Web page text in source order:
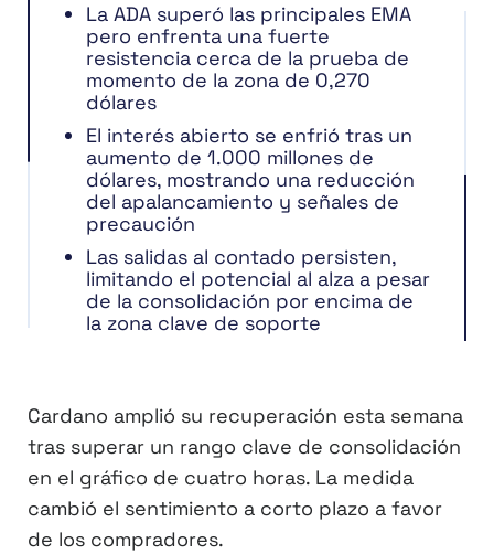
La ADA superó las principales EMA
pero enfrenta una fuerte
resistencia cerca de la prueba de
momento de la zona de 0,270
dólares
El interés abierto se enfrió tras un
aumento de 1.000 millones de
dólares, mostrando una reducción
del apalancamiento y señales de
precaución
Las salidas al contado persisten,
limitando el potencial al alza a pesar
de la consolidación por encima de
la zona clave de soporte
Cardano amplió su recuperación esta semana
tras superar un rango clave de consolidación
en el gráfico de cuatro horas. La medida
cambió el sentimiento a corto plazo a favor
de los compradores.